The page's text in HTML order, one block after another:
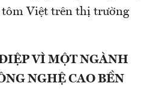
tôm Việt trên thị trường
VÌ MỘT NGÀNH
NGHỆ CAO BỀN